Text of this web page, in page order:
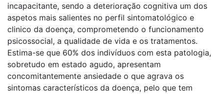
incapacitante, sendo a deterioração cognitiva um dos
aspetos mais salientes no perfil sintomatológico e
clinico da doença, comprometendo o funcionamento
psicossocial, a qualidade de vida e os tratamentos.
Estima-se que 60% dos indivíduos com esta patologia,
sobretudo em estado agudo, apresentam
concomitantemente ansiedade o que agrava os
sintomas característicos da doença, pelo que tem